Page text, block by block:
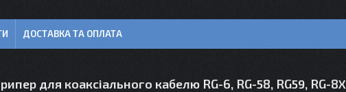
ДОСТАВКА ТА ОПЛАТА
для коаксіального кабелю RG-6, RG-58, RG59, RG-8X